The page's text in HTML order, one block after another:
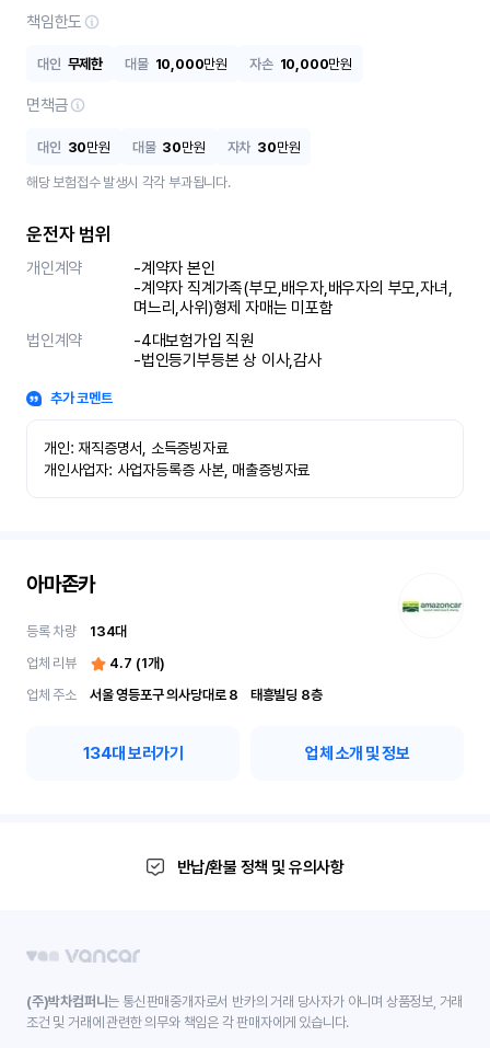
책임한도
대인 무제한 대물 10,000만원 자손 10,000만원
면책금
대인 30만원 대물 30만원 자차 30만원
해당 보험접수 발생시 각각 부과됩니다.
운전자 범위
개인계약
-계약자 본인
-계약자 직계가족(부모,배우자,배우자의 부모,자녀,
며느리,사위)형제 자매는 미포함
법인계약
-4대보험가입 직원
-법인등기부등본 상 이사,감사
추가 코멘트
개인: 재직증명서, 소득증빙자료
개인사업자: 사업자등록증 사본, 매출증빙자료
아마존카
등록 차량 134대
업체 리뷰
4.7 (1개)
업체 주소
서울 영등포구 의사당대로 8	 태흥빌딩 8층
134대 보러가기 업체 소개 및 정보
반납/환불 정책 및 유의사항
(주)박차컴퍼니는 통신판매중개자로서 반카의 거래 당사자가 아니며 상품정보, 거래
조건 및 거래에 관련한 의무와 책임은 각 판매자에게 있습니다.